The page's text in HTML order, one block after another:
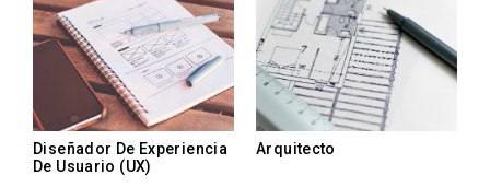
Diseñador De Experiencia
De Usuario (UX)
Arquitecto